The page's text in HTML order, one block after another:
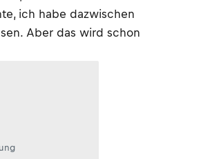
ich habe dazwischen
Aber das wird schon